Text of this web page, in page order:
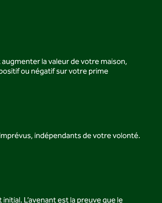
la valeur de votre maison,
ou négatif sur votre prime
indépendants de votre volonté.